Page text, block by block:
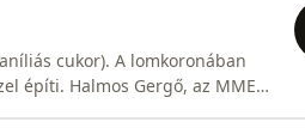
cukor). A lomkoronában
az MME